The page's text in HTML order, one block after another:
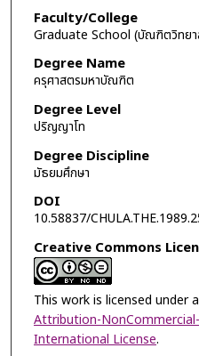
Faculty/College
Graduate School (บัณฑิตวิทย
Degree Name
ครุศาสตรมหาบัณฑิต
Degree Level
ปริญญาโท
Degree Discipline
มัธยมศึกษา
DOI
10.58837/
Creative Commons
This work is licensed under a
Attribution-
International License.